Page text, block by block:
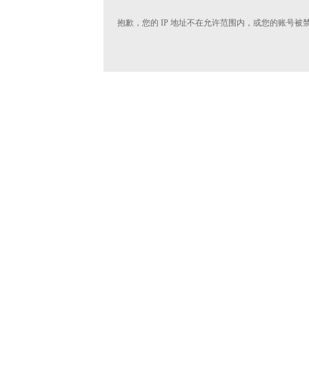
抱歉，您的 IP 地址不在允许范围内，或您的账号被